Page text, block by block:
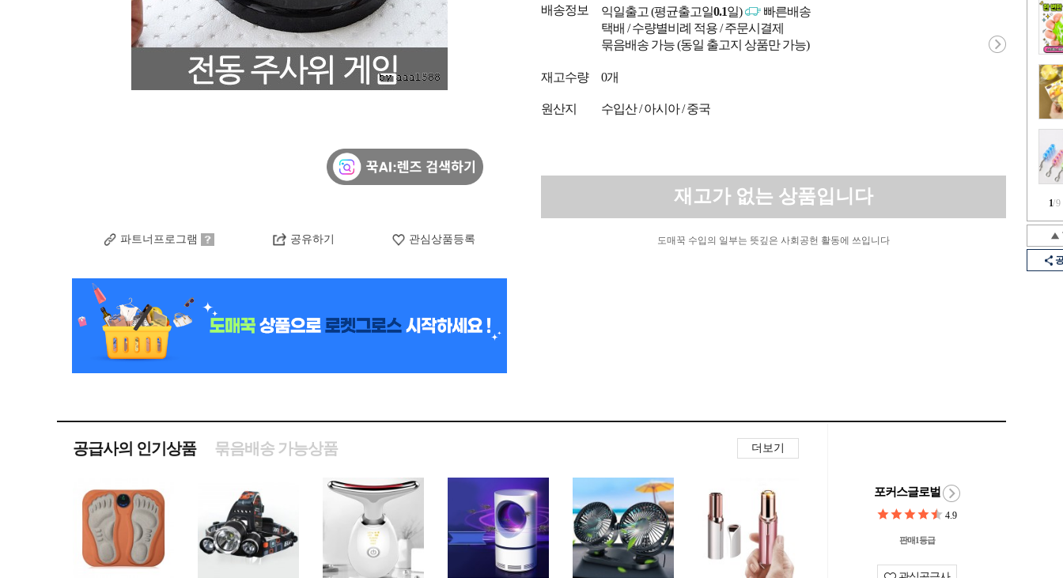
1/9
파트너프로그램 공유하기 관심상품등록
배송정보 익일출고 (평균출고일0.1일)
빠른배송
택배 / 수량별비례 적용 / 주문시결제
묶음배송 가능 (동일 출고지 상품만 가능)
재고수량 0개
원산지 수입산 / 아시아 / 중국
재고가 없는 상품입니다
도매꾹 수입의 일부는 뜻깊은 사회공헌 활동에 쓰입니다
공급사의 인기상품 더보기
묶음배송 가능상품
포커스글로벌
4.9
판매1등급